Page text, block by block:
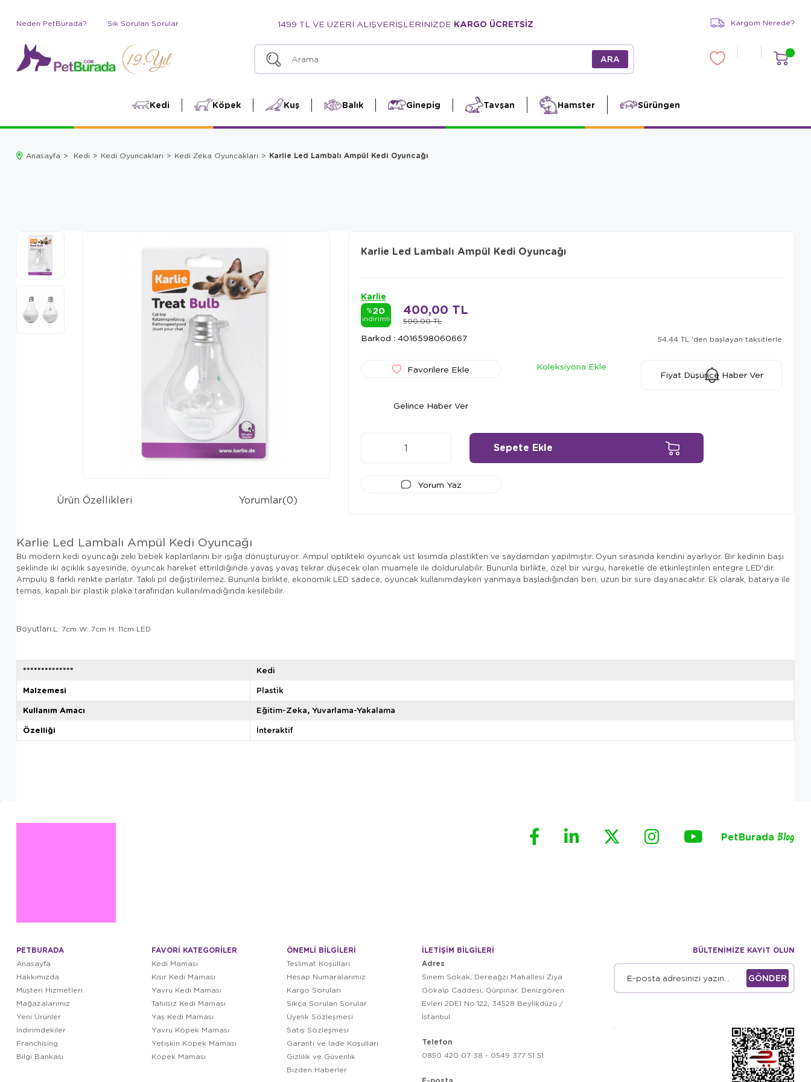
Neden PetBurada? Sık Sorulan Sorular 1499 TL VE ÜZERİ ALIŞVERİŞLERİNİZDE KARGO ÜCRETSİZ Kargom Nerede?
Kedi Köpek Kuş Balık Ginepig Tavşan Hamster Sürüngen
Anasayfa Kedi Kedi Oyuncakları Kedi Zeka Oyuncakları Karlie Led Lambalı Ampül Kedi Oyuncağı
Karlie Led Lambalı Ampül Kedi Oyuncağı
Karlie
%20
indirimli 500,00 TL
400,00 TL
Barkod : 4016598060667 54,44 TL 'den başlayan taksitlerle
Favorilere Ekle
Koleksiyona Ekle
Fiyat Düşünce Haber Ver
Gelince Haber Ver
Yorum Yaz
Ürün Özellikleri Yorumlar(0)
Karlie Led Lambalı Ampül Kedi Oyuncağı
Bu modern kedi oyuncağı zeki bebek kaplanlarını bir ışığa dönüştürüyor. Ampul optikteki oyuncak üst kısımda plastikten ve saydamdan yapılmıştır. Oyun sırasında kendini ayarlıyor. Bir kedinin başı
şeklinde iki açıklık sayesinde, oyuncak hareket ettirildiğinde yavaş yavaş tekrar düşecek olan muamele ile doldurulabilir. Bununla birlikte, özel bir vurgu, hareketle de etkinleştirilen entegre LED'dir.
Ampulü 8 farklı renkte parlatır. Takılı pil değiştirilemez. Bununla birlikte, ekonomik LED sadece, oyuncak kullanımdayken yanmaya başladığından beri, uzun bir süre dayanacaktır. Ek olarak, batarya ile
temas, kapalı bir plastik plaka tarafından kullanılmadığında kesilebilir.
Boyutları:L: 7cm W: 7cm H: 11cm LED
**************
Kedi
Malzemesi
Plastik
Kullanım Amacı
Eğitim-Zeka Yuvarlama-Yakalama
Özelliği
İnteraktif
PetBurada Blog
PETBURADA
Anasayfa
Hakkımızda
Müşteri Hizmetleri
Mağazalarımız
Yeni Ürünler
İndirimdekiler
Franchising
Bilgi Bankası
FAVORİ KATEGORİLER
Kedi Maması
Kısır Kedi Maması
Yavru Kedi Maması
Tahılsız Kedi Maması
Yaş Kedi Maması
Yavru Köpek Maması
Yetişkin Köpek Maması
Köpek Maması
ÖNEMLİ BİLGİLERİ
Teslimat Koşulları
Hesap Numaralarımız
Kargo Soruları
Sıkça Sorulan Sorular
Üyelik Sözleşmesi
Satış Sözleşmesi
Garanti ve İade Koşulları
Gizlilik ve Güvenlik
Bizden Haberler
İLETİŞİM BİLGİLERİ
Adres
Sinem Sokak, Dereağzı Mahallesi Ziya
Gökalp Caddesi, Gürpınar, Denizgören
Evleri 2DE1 No:122, 34528 Beylikdüzü /
İstanbul
Telefon
0850 420 07 38 - 0549 377 51 51
BÜLTENİMİZE KAYIT OLUN
GÖNDER